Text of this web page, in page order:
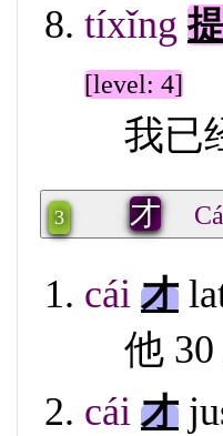
tíxǐng 提
[level: 4]
我已
3 才
cái 才
他 30
cái 才